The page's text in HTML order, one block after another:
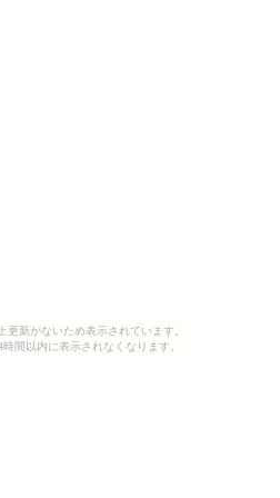
更新がないため表示されています。
間以内に表示されなくなります。